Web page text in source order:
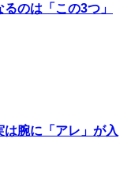
のは「この3つ」
は腕に「アレ」が入